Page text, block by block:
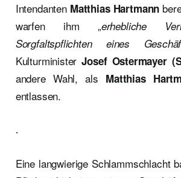
Intendanten Matthias Hartmann
warfen ihm „erhebliche
Sorgfaltspflichten eines
Kulturminister Josef Ostermayer
andere Wahl, als Matthias
entlassen.
.
Eine langwierige Schlammschlacht